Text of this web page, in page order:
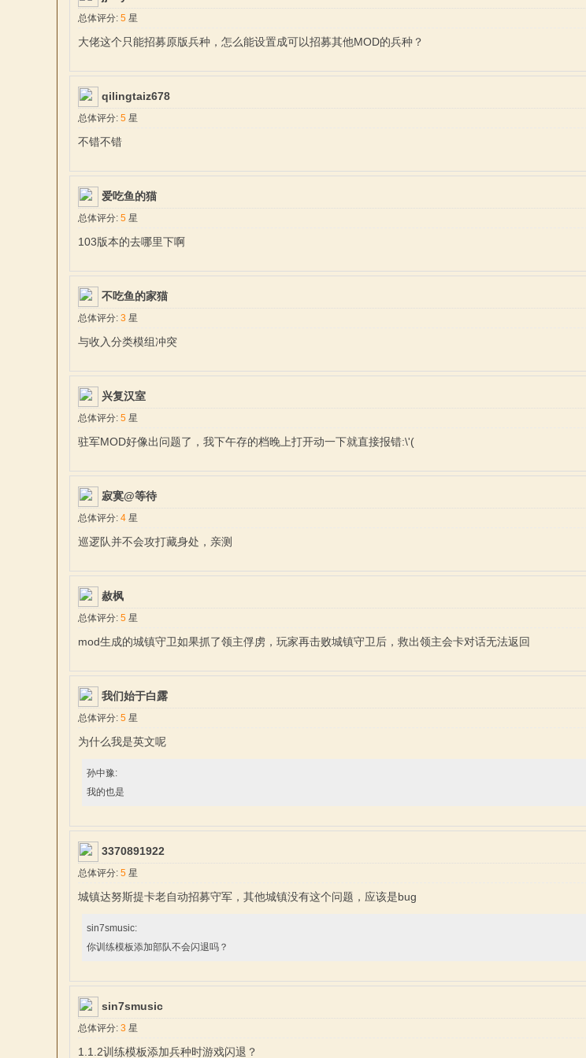
总体评分: 5 星
大佬这个只能招募原版兵种，怎么能设置成可以招募其他MOD的兵种？
qilingtaiz678
总体评分: 5 星
不错不错
爱吃鱼的猫
总体评分: 5 星
103版本的去哪里下啊
不吃鱼的家猫
总体评分: 3 星
与收入分类模组冲突
兴复汉室
总体评分: 5 星
驻军MOD好像出问题了，我下午存的档晚上打开动一下就直接报错:\'(
寂寞@等待
总体评分: 4 星
巡逻队并不会攻打藏身处，亲测
赦枫
总体评分: 5 星
mod生成的城镇守卫如果抓了领主俘虏，玩家再击败城镇守卫后，救出领主会卡对话无法返回
我们始于白露
总体评分: 5 星
为什么我是英文呢
孙中豫:
我的也是
3370891922
总体评分: 5 星
城镇达努斯提卡老自动招募守军，其他城镇没有这个问题，应该是bug
sin7smusic:
你训练模板添加部队不会闪退吗？
sin7smusic
总体评分: 3 星
1.1.2训练模板添加兵种时游戏闪退？